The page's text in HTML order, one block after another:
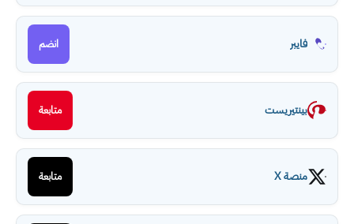
فايبر انضم
بينتيريست متابعة
منصة X متابعة